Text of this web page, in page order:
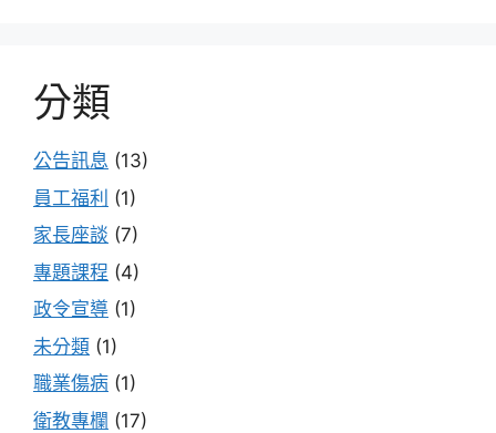
分類
公告訊息 (13)
員工福利 (1)
家長座談 (7)
專題課程 (4)
政令宣導 (1)
未分類 (1)
職業傷病 (1)
衛教專欄 (17)